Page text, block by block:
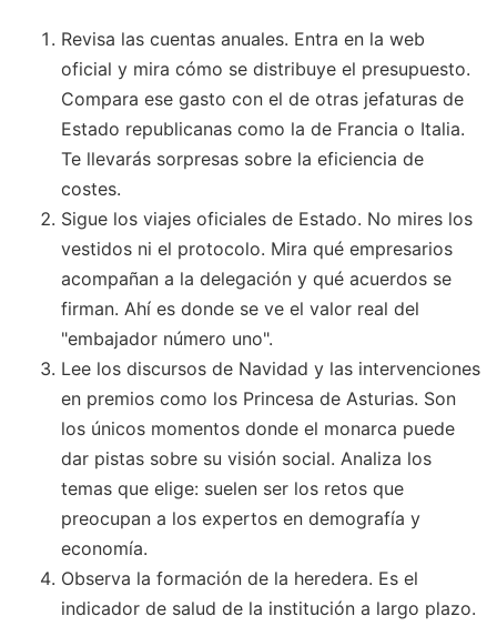
Revisa las cuentas anuales. Entra en la web
oficial y mira cómo se distribuye el presupuesto.
Compara ese gasto con el de otras jefaturas de
Estado republicanas como la de Francia o Italia.
Te llevarás sorpresas sobre la eficiencia de
costes.
Sigue los viajes oficiales de Estado. No mires los
vestidos ni el protocolo. Mira qué empresarios
acompañan a la delegación y qué acuerdos se
firman. Ahí es donde se ve el valor real del
"embajador número uno".
Lee los discursos de Navidad y las intervenciones
en premios como los Princesa de Asturias. Son
los únicos momentos donde el monarca puede
dar pistas sobre su visión social. Analiza los
temas que elige: suelen ser los retos que
preocupan a los expertos en demografía y
economía.
Observa la formación de la heredera. Es el
indicador de salud de la institución a largo plazo.